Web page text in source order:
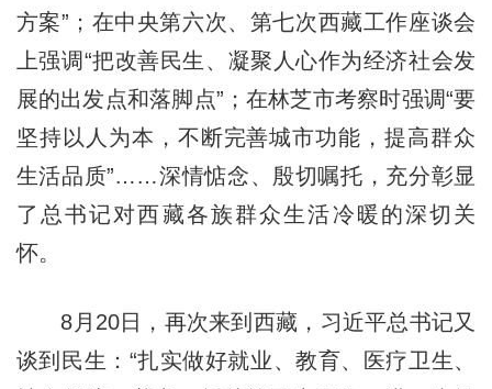
方案”；在中央第六次、第七次西藏工作座谈会
上强调“把改善民生、凝聚人心作为经济社会发
展的出发点和落脚点”；在林芝市考察时强调“要
坚持以人为本，不断完善城市功能，提高群众
生活品质”……深情惦念、殷切嘱托，充分彰显
了总书记对西藏各族群众生活冷暖的深切关
怀。
8月20日，再次来到西藏，习近平总书记又
谈到民生：“扎实做好就业、教育、医疗卫生、